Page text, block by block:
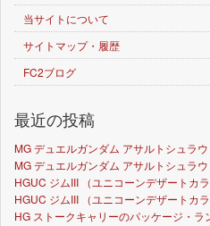
当サイトについて
サイトマップ・履歴
FC2ブログ
最近の投稿
MG デュエルガンダム アサルトシュラ
MG デュエルガンダム アサルトシュラ
HGUC ジムIII （ユニコーンデザートカ
HGUC ジムIII （ユニコーンデザートカ
HG ストークキャリーのパッケージ・ラ